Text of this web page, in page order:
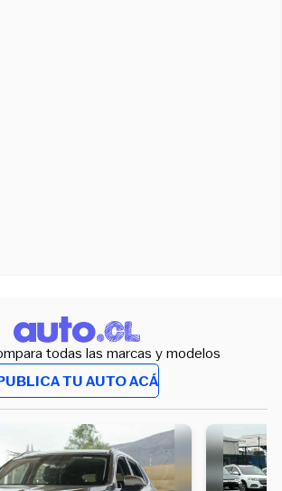
todas las marcas y modelos
TU AUTO ACÁ